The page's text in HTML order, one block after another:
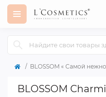
BLOSSOM « Самой
BLOSSOM